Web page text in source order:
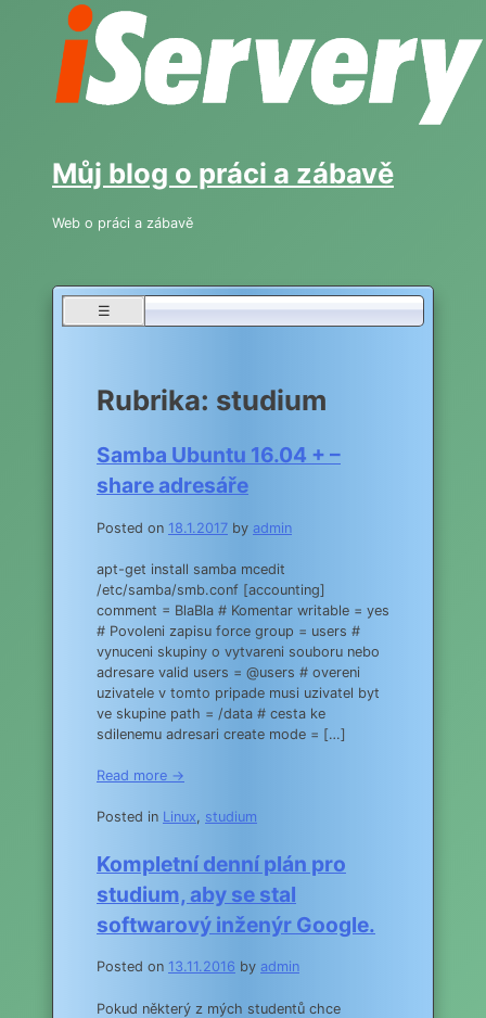
Můj blog o práci a zábavě
Web o práci a zábavě
☰
Rubrika: studium
Samba Ubuntu 16.04 + –
share adresáře
Posted on 18.1.2017 by admin
apt-get install samba mcedit
/etc/samba/smb.conf [accounting]
comment = BlaBla # Komentar writable = yes
# Povoleni zapisu force group = users #
vynuceni skupiny o vytvareni souboru nebo
adresare valid users = @users # overeni
uzivatele v tomto pripade musi uzivatel byt
ve skupine path = /data # cesta ke
sdilenemu adresari create mode = […]
Read more →
Posted in Linux, studium
Kompletní denní plán pro
studium, aby se stal
softwarový inženýr Google.
Posted on 13.11.2016 by admin
Pokud některý z mých studentů chce